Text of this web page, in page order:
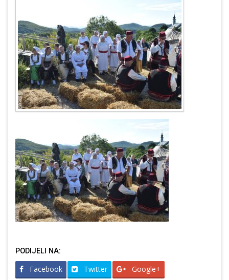
PODIJELI NA:
Facebook Twitter Google+